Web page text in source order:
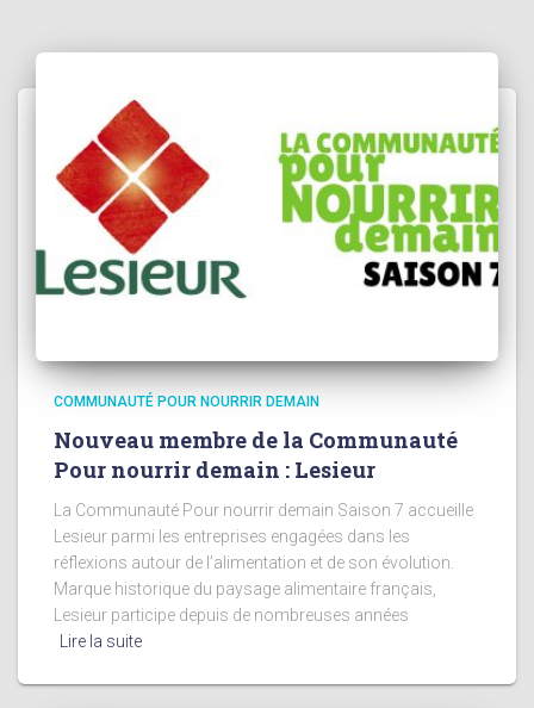
COMMUNAUTÉ POUR NOURRIR DEMAIN
Nouveau membre de la Communauté
Pour nourrir demain : Lesieur
La Communauté Pour nourrir demain Saison 7 accueille
Lesieur parmi les entreprises engagées dans les
réflexions autour de l’alimentation et de son évolution.
Marque historique du paysage alimentaire français,
Lesieur participe depuis de nombreuses années
Lire la suite